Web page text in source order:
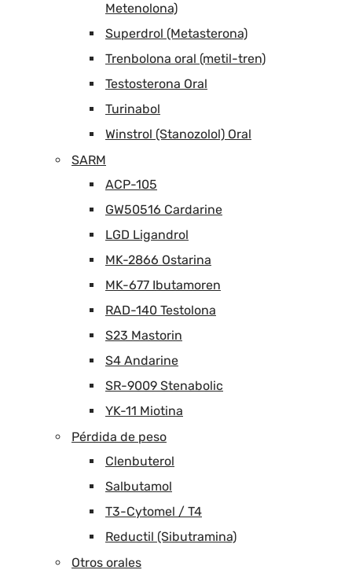
Metenolona)
Superdrol (Metasterona)
Trenbolona oral (metil-tren)
Testosterona Oral
Turinabol
Winstrol (Stanozolol) Oral
SARM
ACP-105
GW50516 Cardarine
LGD Ligandrol
MK-2866 Ostarina
MK-677 Ibutamoren
RAD-140 Testolona
S23 Mastorin
S4 Andarine
SR-9009 Stenabolic
YK-11 Miotina
Pérdida de peso
Clenbuterol
Salbutamol
T3-Cytomel / T4
Reductil (Sibutramina)
Otros orales